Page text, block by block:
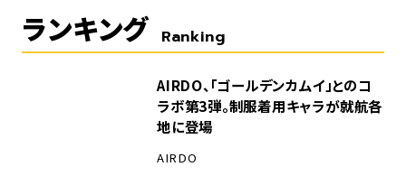
ランキング Ranking
AIRDO、「ゴールデンカムイ」とのコ
ラボ第3弾。制服着用キャラが就航各
地に登場
AIRDO